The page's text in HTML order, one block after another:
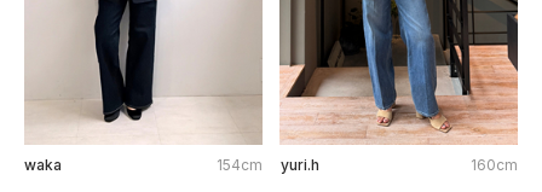
waka 154cm yuri.h 160cm